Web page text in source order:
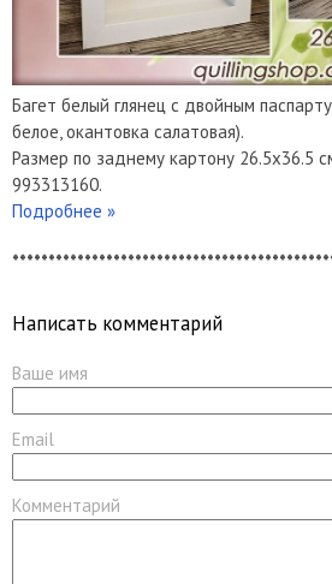
Багет белый глянец с двойным
белое, окантовка салатовая).
Размер по заднему картону 26.5х36.5
993313160.
Подробнее »
Написать комментарий
Ваше имя
Email
Комментарий